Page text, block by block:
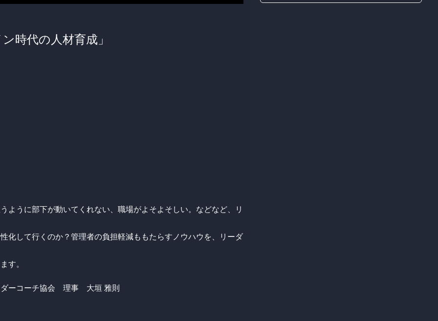
時代の人材育成」
ように部下が動いてくれない、職場がよそよそしい。などなど、リ
化して行くのか？管理者の負担軽減ももたらすノウハウを、リーダ
す。
ダーコーチ協会 理事 大垣 雅則